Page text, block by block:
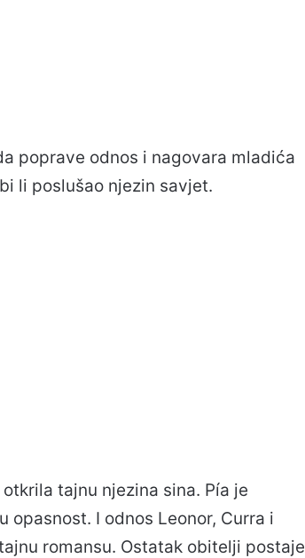
poprave odnos i nagovara mladića
li poslušao njezin savjet.
tajnu njezina sina. Pía je
I odnos Leonor, Curra i
romansu. Ostatak obitelji postaje